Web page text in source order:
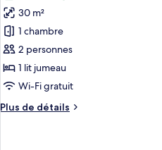
photos
pour
ce
type
de
chambre :
Chambre
30 m²
1 chambre
2 personnes
1 lit jumeau
Wi-Fi gratuit
Plus de détails
Plus